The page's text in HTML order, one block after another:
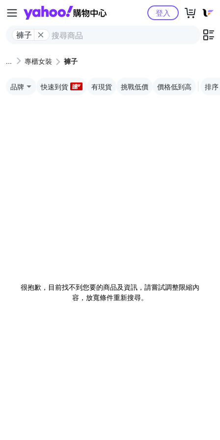
Yahoo購物中心
褲子
登入
專櫃女裝 褲子
品牌 快速到貨 有現貨 挑戰低價 價格低到高 排序
很抱歉，目前找不到您要的商品及資訊，請嘗試調整限縮內
容，放寬條件重新搜尋。